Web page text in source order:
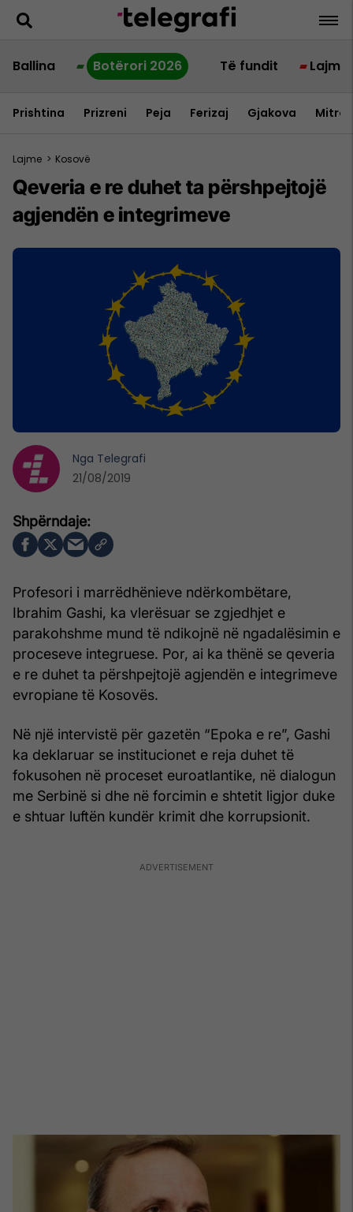
Ballina Botërori 2026 Të fundit Lajme
Prishtina Prizreni Peja Ferizaj Gjakova
Lajme > Kosovë
Qeveria e re duhet ta përshpejtojë
agjendën e integrimeve
Profesori i marrëdhënieve ndërkombëtare,
Ibrahim Gashi, ka vlerësuar se zgjedhjet e
parakohshme mund të ndikojnë në ngadalësimin e
proceseve integruese. Por, ai ka thënë se qeveria
e re duhet ta përshpejtojë agjendën e integrimeve
evropiane të Kosovës.
Në një intervistë për gazetën “Epoka e re”, Gashi
ka deklaruar se institucionet e reja duhet të
fokusohen në proceset euroatlantike, në dialogun
me Serbinë si dhe në forcimin e shtetit ligjor duke
e shtuar luftën kundër krimit dhe korrupsionit.
Nga Telegrafi
21/08/2019